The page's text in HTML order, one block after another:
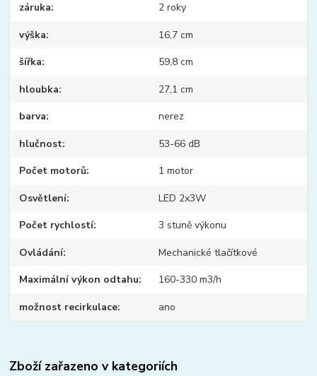
záruka 2 roky
výška 16,7 cm
šířka 59,8 cm
hloubka 27,1 cm
barva nerez
hlučnost 53-66 dB
Počet motorů 1 motor
Osvětlení LED 2x3W
Počet rychlostí 3 stuně výkonu
Ovládání Mechanické tlačítkové
Maximální výkon odtahu 160-330 m3/h
možnost recirkulace ano
Zboží zařazeno v kategoriích